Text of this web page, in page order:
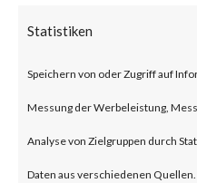
Statistiken
Speichern von oder Zugriff auf
Messung der Werbeleistung,
Analyse von Zielgruppen durch
Daten aus verschiedenen Quellen.
What is the